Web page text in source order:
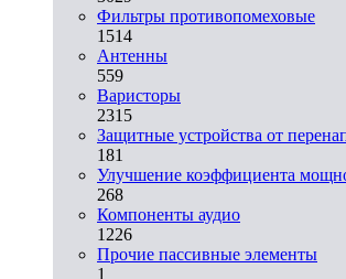
Фильтры противопомеховые
1514
Антенны
559
Варисторы
2315
Защитные устройства от
181
Улучшение коэффициента
268
Компоненты аудио
1226
Прочие пассивные элементы
1